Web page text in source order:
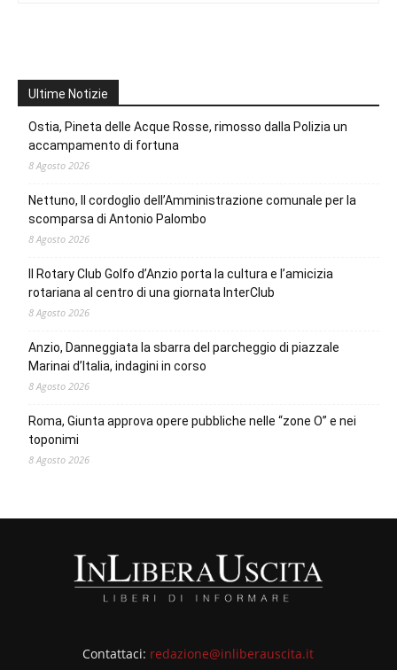
Ultime Notizie
Ostia, Pineta delle Acque Rosse, rimosso dalla Polizia un
accampamento di fortuna
8 Agosto 2026
Nettuno, Il cordoglio dell’Amministrazione comunale per la
scomparsa di Antonio Palombo
8 Agosto 2026
Il Rotary Club Golfo d’Anzio porta la cultura e l’amicizia
rotariana al centro di una giornata InterClub
8 Agosto 2026
Anzio, Danneggiata la sbarra del parcheggio di piazzale
Marinai d’Italia, indagini in corso
8 Agosto 2026
Roma, Giunta approva opere pubbliche nelle “zone O” e nei
toponimi
8 Agosto 2026
Contattaci: redazione@inliberauscita.it